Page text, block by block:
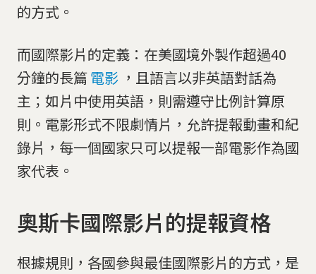
的方式。
而國際影片的定義：在美國境外製作超過40
分鐘的長篇電影 ，且語言以非英語對話為
主；如片中使用英語，則需遵守比例計算原
則。電影形式不限劇情片，允許提報動畫和紀
錄片，每一個國家只可以提報一部電影作為國
家代表。
奧斯卡國際影片的提報資格
根據規則，各國參與最佳國際影片的方式，是